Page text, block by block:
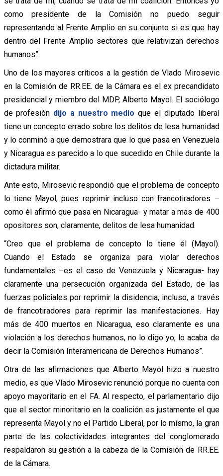
como presidente de la Comisión no puedo seguir
representando al Frente Amplio en su conjunto si es que hay
dentro del Frente Amplio sectores que relativizan derechos
humanos”.
Uno de los mayores críticos a la gestión de Vlado Mirosevic
en la Comisión de RR.EE. de la Cámara es el ex precandidato
presidencial y miembro del MDP, Alberto Mayol. El sociólogo
de profesión dijo a nuestro medio que el diputado liberal
tiene un concepto errado sobre los delitos de lesa humanidad
y lo conminó a que demostrara que lo que pasa en Venezuela
y Nicaragua es parecido a lo que sucedido en Chile durante la
dictadura militar.
Ante esto, Mirosevic respondió que el problema de concepto
lo tiene Mayol, pues reprimir incluso con francotiradores –
como él afirmó que pasa en Nicaragua- y matar a más de 400
opositores son, claramente, delitos de lesa humanidad.
“Creo que el problema de concepto lo tiene él (Mayol).
Cuando el Estado se organiza para violar derechos
fundamentales –es el caso de Venezuela y Nicaragua- hay
claramente una persecución organizada del Estado, de las
fuerzas policiales por reprimir la disidencia, incluso, a través
de francotiradores para reprimir las manifestaciones. Hay
más de 400 muertos en Nicaragua, eso claramente es una
violación a los derechos humanos, no lo digo yo, lo acaba de
decir la Comisión Interamericana de Derechos Humanos”.
Otra de las afirmaciones que Alberto Mayol hizo a nuestro
medio, es que Vlado Mirosevic renunció porque no cuenta con
apoyo mayoritario en el FA. Al respecto, el parlamentario dijo
que el sector minoritario en la coalición es justamente el que
representa Mayol y no el Partido Liberal, por lo mismo, la gran
parte de las colectividades integrantes del conglomerado
respaldaron su gestión a la cabeza de la Comisión de RR.EE.
de la Cámara.